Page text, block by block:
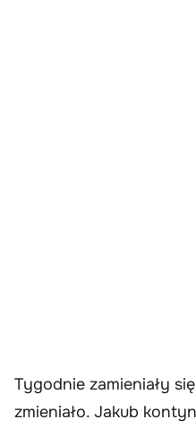
Tygodnie zamieniały
zmieniało. Jakub